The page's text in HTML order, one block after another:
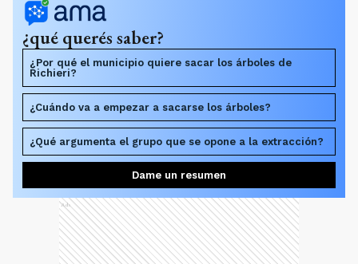
¿qué querés saber?
¿Por qué el municipio quiere sacar los árboles de
Richieri?
¿Cuándo va a empezar a sacarse los árboles?
¿Qué argumenta el grupo que se opone a la extracción?
Dame un resumen
Ads